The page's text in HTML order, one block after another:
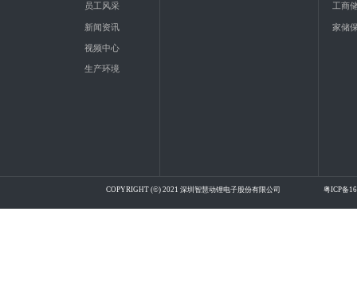
员工风采
新闻资讯
视频中心
生产环境
工商
家储
COPYRIGHT (©) 2021 深圳智慧动锂电子股份有限公司 粤ICP备